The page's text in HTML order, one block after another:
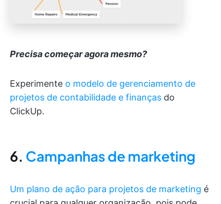
Precisa começar agora mesmo?
Experimente o modelo de gerenciamento de
projetos de contabilidade e finanças do
ClickUp.
6. Campanhas de marketing
Um plano de ação para projetos de marketing é